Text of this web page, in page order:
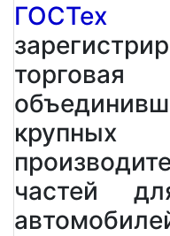
ГОСТех
крупных
частей